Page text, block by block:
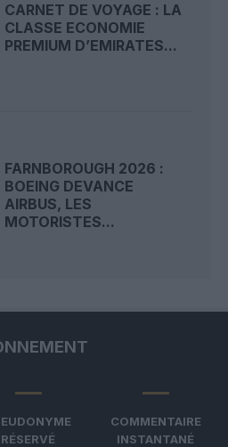
CARNET DE VOYAGE : LA
CLASSE ECONOMIE
PREMIUM D’EMIRATES...
FARNBOROUGH 2026 :
BOEING DEVANCE
AIRBUS, LES
MOTORISTES...
RÉSERVÉ
COMMENTAIRE
INSTANTANÉ